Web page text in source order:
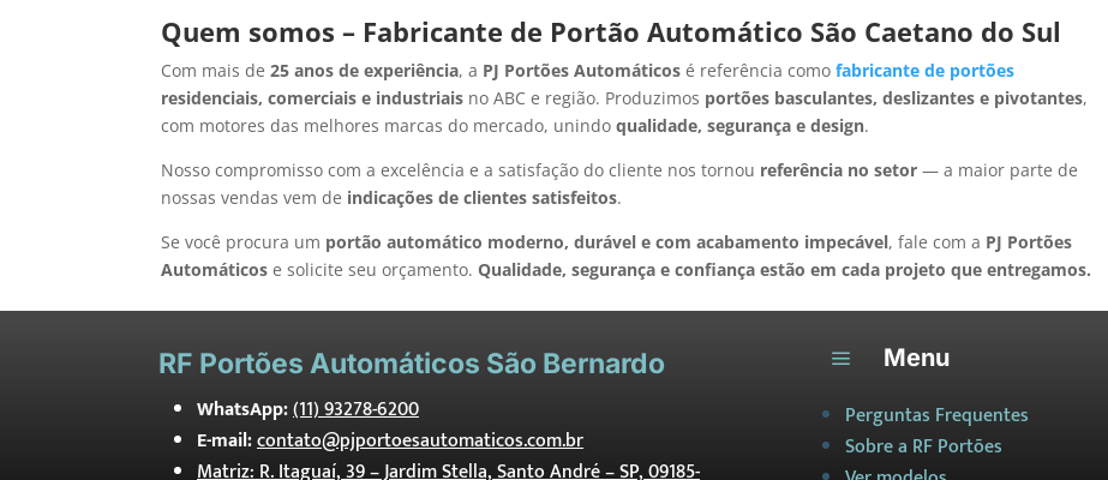
Quem somos – Fabricante de Portão Automático São Caetano do Sul
Com mais de25 anos de experiência, a PJ Portões Automáticos é referência comofabricante de portões
residenciais, comerciais e industriais no ABC e região. Produzimos portões basculantes, deslizantes e pivotantes,
com motores das melhores marcas do mercado, unindoqualidade, segurança e design.
Nosso compromisso com a excelência e a satisfação do cliente nos tornou referência no setor — a maior parte de
nossas vendas vem de indicações de clientes satisfeitos.
Se você procura um portão automático moderno, durável e com acabamento impecável, fale com a PJ Portões
Automáticos e solicite seu orçamento.Qualidade, segurança e confiança estão em cada projeto que entregamos.
RF Portões Automáticos São Bernardo
WhatsApp:(11) 93278-6200
E-mail:contato@pjportoesautomaticos.com.br
Matriz: R. Itaguaí, 39 – Jardim Stella, Santo André – SP, 09185-
a Menu
Perguntas Frequentes
Sobre a RF Portões